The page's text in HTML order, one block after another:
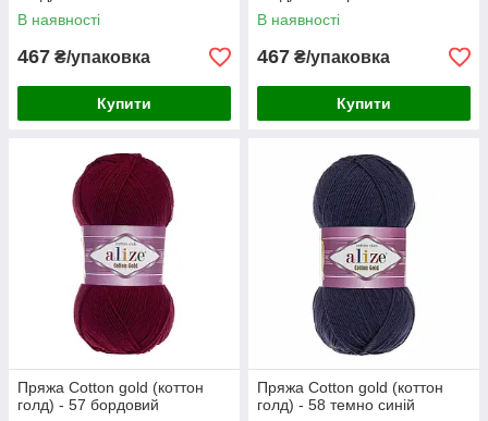
В наявності
467 ₴/упаковка
Купити
В наявності
467 ₴/упаковка
Купити
Пряжа Cotton gold (коттон
голд) - 57 бордовий
Пряжа Cotton gold (коттон
голд) - 58 темно синій